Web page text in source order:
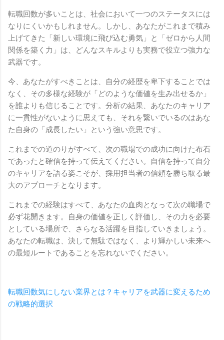
転職回数が多いことは、社会において一つのステータスには
なりにくいかもしれません。しかし、あなたがこれまで積み
上げてきた「新しい環境に飛び込む勇気」と「ゼロから人間
関係を築く力」は、どんなスキルよりも実務で役立つ強力な
武器です。
今、あなたがすべきことは、自分の経歴を卑下することでは
なく、その多様な経験が「どのような価値を生み出せるか」
を誰よりも信じることです。分析の結果、あなたのキャリア
に一貫性がないように思えても、それを繋いでいるのはあな
た自身の「成長したい」という強い意思です。
これまでの道のりがすべて、次の職場での成功に向けた布石
であったと確信を持って伝えてください。自信を持って自分
のキャリアを語る姿こそが、採用担当者の信頼を勝ち取る最
大のアプローチとなります。
これまでの経験はすべて、あなたの血肉となって次の職場で
必ず花開きます。自身の価値を正しく評価し、その力を必要
としている場所で、さらなる活躍を目指していきましょう。
あなたの転職は、決して無駄ではなく、より輝かしい未来へ
の最短ルートであることを忘れないでください。
転職回数気にしない業界とは？キャリアを武器に変えるため
の戦略的選択